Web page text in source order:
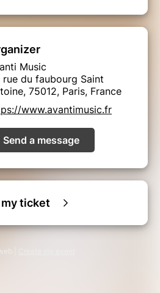
Music
rue du faubourg Saint
75012, Paris, France
www.avantimusic.fr
Send a message
ticket
|